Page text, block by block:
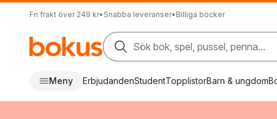
Fri frakt över 249 kr• Snabba leveranser• Billiga böcker
Sök bok, spel, pussel, penna...
Meny ErbjudandenStudentTopplistorBarn & ungdom